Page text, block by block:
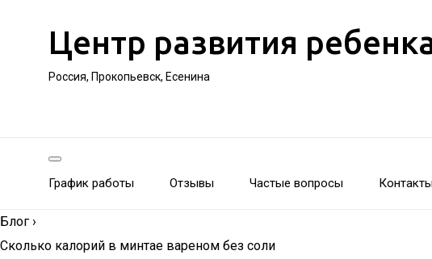
Центр развития
Россия, Прокопьевск, Есенина
График работы Отзывы Частые вопросы Контакты
Блог ›
Сколько калорий в минтае вареном без соли